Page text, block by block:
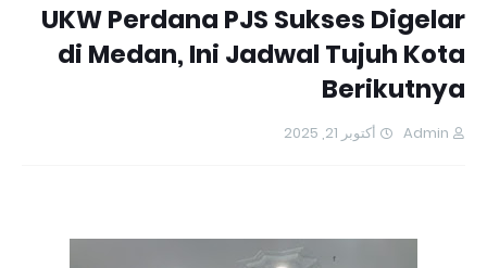
UKW Perdana PJS Sukses Digelar
di Medan, Ini Jadwal Tujuh Kota
Berikutnya
Admin أكتوبر 21, 2025